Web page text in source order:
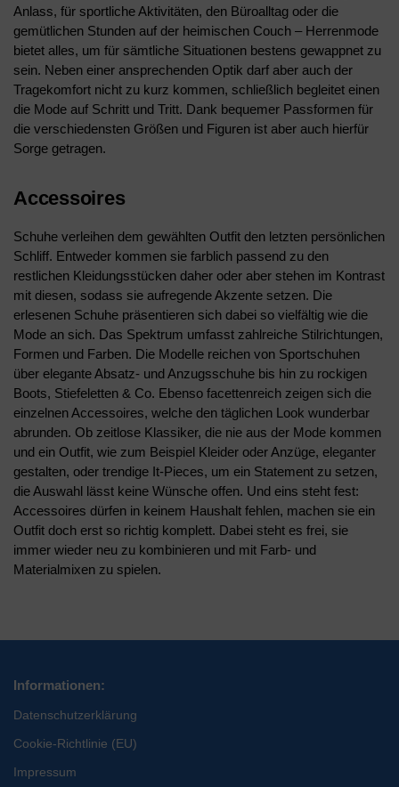
Anlass, für sportliche Aktivitäten, den Büroalltag oder die
gemütlichen Stunden auf der heimischen Couch – Herrenmode
bietet alles, um für sämtliche Situationen bestens gewappnet zu
sein. Neben einer ansprechenden Optik darf aber auch der
Tragekomfort nicht zu kurz kommen, schließlich begleitet einen
die Mode auf Schritt und Tritt. Dank bequemer Passformen für
die verschiedensten Größen und Figuren ist aber auch hierfür
Sorge getragen.
Accessoires
Schuhe verleihen dem gewählten Outfit den letzten persönlichen
Schliff. Entweder kommen sie farblich passend zu den
restlichen Kleidungsstücken daher oder aber stehen im Kontrast
mit diesen, sodass sie aufregende Akzente setzen. Die
erlesenen Schuhe präsentieren sich dabei so vielfältig wie die
Mode an sich. Das Spektrum umfasst zahlreiche Stilrichtungen,
Formen und Farben. Die Modelle reichen von Sportschuhen
über elegante Absatz- und Anzugsschuhe bis hin zu rockigen
Boots, Stiefeletten & Co. Ebenso facettenreich zeigen sich die
einzelnen Accessoires, welche den täglichen Look wunderbar
abrunden. Ob zeitlose Klassiker, die nie aus der Mode kommen
und ein Outfit, wie zum Beispiel Kleider oder Anzüge, eleganter
gestalten, oder trendige It-Pieces, um ein Statement zu setzen,
die Auswahl lässt keine Wünsche offen. Und eins steht fest:
Accessoires dürfen in keinem Haushalt fehlen, machen sie ein
Outfit doch erst so richtig komplett. Dabei steht es frei, sie
immer wieder neu zu kombinieren und mit Farb- und
Materialmixen zu spielen.
Informationen:
Datenschutzerklärung
Cookie-Richtlinie (EU)
Impressum